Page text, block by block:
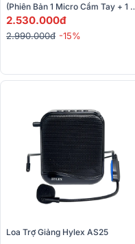
(Phiên Bản 1 Micro Cầm Tay + 1
Micro Cài Đầu)
2.530.000đ
2.990.000đ -15%
Loa Trợ Giảng Hylex AS25